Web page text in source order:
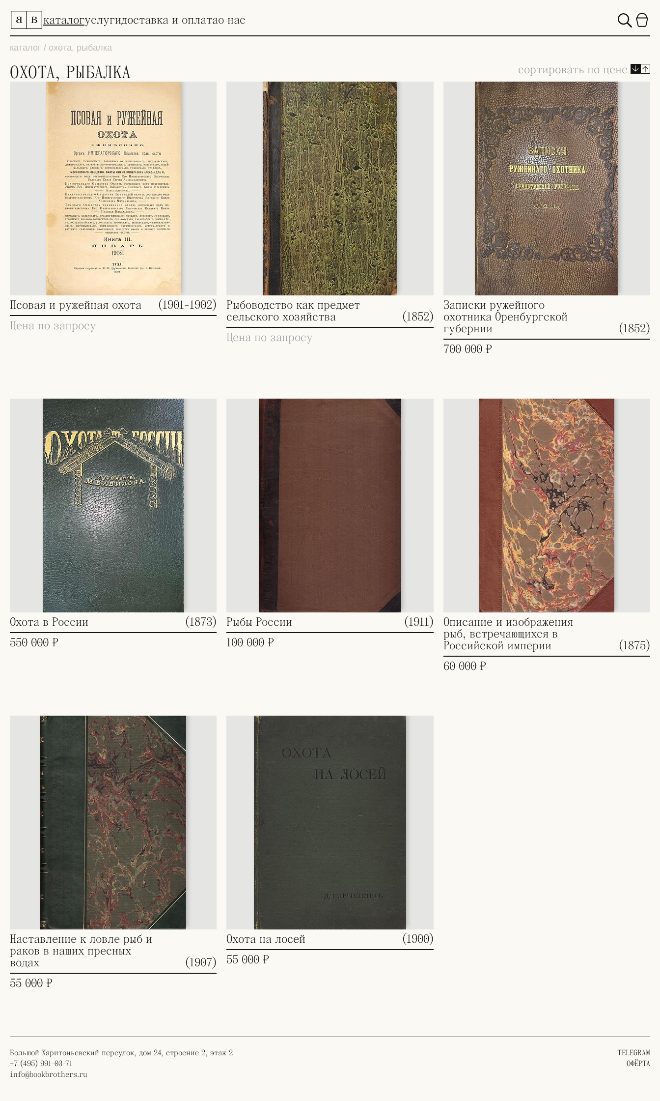
каталогуслугидоставка и оплатао нас
каталог / охота, рыбалка
ОХОТА, РЫБАЛКА сортировать по цене
Псовая и ружейная охота
(1901-1902)
Цена по запросу
Рыбоводство как предмет
сельского хозяйства
(1852)
Цена по запросу
Записки ружейного
охотника Оренбургской
губернии
(1852)
700 000 ₽
Охота в России
(1873)
550 000 ₽
Рыбы России
(1911)
100 000 ₽
Описание и изображения
рыб, встречающихся в
Российской империи
(1875)
60 000 ₽
Наставление к ловле рыб и
раков в наших пресных
водах
(1907)
55 000 ₽
Охота на лосей
(1900)
55 000 ₽
Большой Харитоньевский переулок, дом 24, строение 2, этаж 2
+7 (495) 991-03-71
info@bookbrothers.ru
TELEGRAM
ОФЁРТА